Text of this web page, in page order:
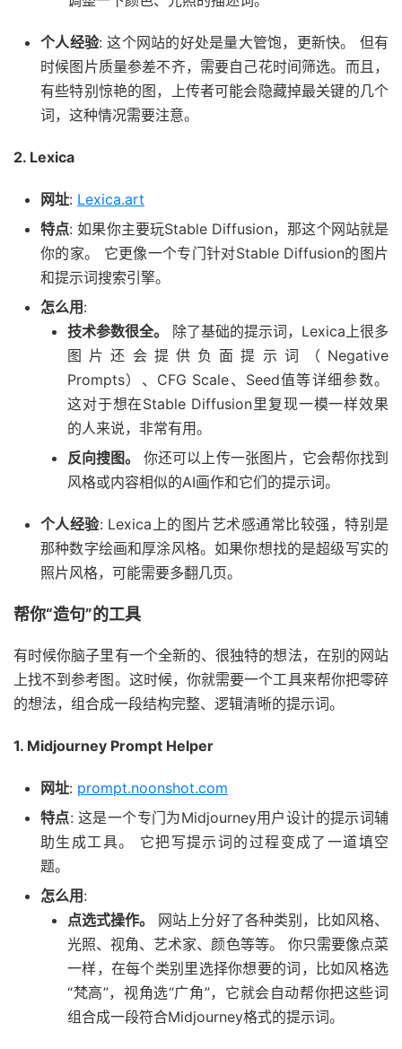
个人经验: 这个网站的好处是量大管饱，更新快。 但有
时候图片质量参差不齐，需要自己花时间筛选。而且，
有些特别惊艳的图，上传者可能会隐藏掉最关键的几个
词，这种情况需要注意。
2. Lexica
网址: Lexica.art
特点: 如果你主要玩Stable Diffusion，那这个网站就是
你的家。 它更像一个专门针对Stable Diffusion的图片
和提示词搜索引擎。
怎么用 :
技术参数很全。
除了基础的提示词，Lexica上很多
图片还会提供负面提示词（Negative
Prompts）、CFG Scale、Seed值等详细参数。
这对于想在Stable Diffusion里复现一模一样效果
的人来说，非常有用。
反向搜图。
你还可以上传一张图片，它会帮你找到
风格或内容相似的AI画作和它们的提示词。
个人经验: Lexica上的图片艺术感通常比较强，特别是
那种数字绘画和厚涂风格。如果你想找的是超级写实的
照片风格，可能需要多翻几页。
帮你“造句”的工具
有时候你脑子里有一个全新的、很独特的想法，在别的网站
上找不到参考图。这时候，你就需要一个工具来帮你把零碎
的想法，组合成一段结构完整、逻辑清晰的提示词。
1. Midjourney Prompt Helper
网址: prompt.noonshot.com
特点: 这是一个专门为Midjourney用户设计的提示词辅
助生成工具。 它把写提示词的过程变成了一道填空
题。
怎么用 :
点选式操作。
网站上分好了各种类别，比如风格、
光照、视角、艺术家、颜色等等。 你只需要像点菜
一样，在每个类别里选择你想要的词，比如风格选
“梵高”，视角选“广角”，它就会自动帮你把这些词
组合成一段符合Midjourney格式的提示词。